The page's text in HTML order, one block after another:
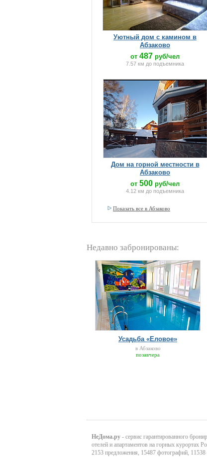
Уютный дом с камином в
Абзаково
от 487 руб/чел
7.57 км до подъемника
Дом на горной местности в
Абзаково
от 500 руб/чел
4.12 км до подъемника
Показать все в Абзаково
Недавно забронированы:
Усадьба «Еловое»
в Абзаково
позавчера
НеДома.ру - сервис гарантированного
отелей и апартаментов на горных курортах
2153 предложения, 15487 фотографий, 11538